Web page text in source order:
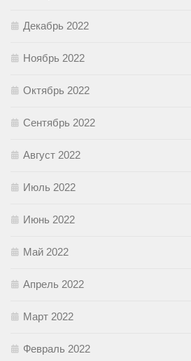
Декабрь 2022
Ноябрь 2022
Октябрь 2022
Сентябрь 2022
Август 2022
Июль 2022
Июнь 2022
Май 2022
Апрель 2022
Март 2022
Февраль 2022